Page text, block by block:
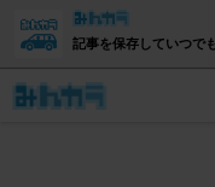
記事を保存していつで